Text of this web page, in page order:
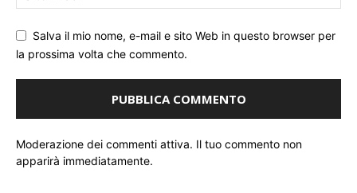
Moderazione dei commenti attiva. Il tuo commento non
apparirà immediatamente.